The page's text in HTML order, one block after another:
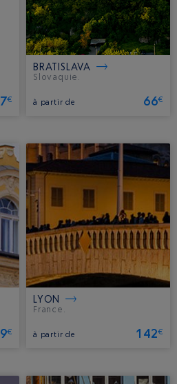
€
BRATISLAVA
Slovaquie.
à partir de 66€
€
LYON
France.
à partir de 142€